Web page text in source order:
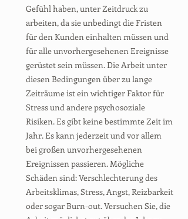
Gefühl haben, unter Zeitdruck zu
arbeiten, da sie unbedingt die Fristen
für den Kunden einhalten müssen und
für alle unvorhergesehenen Ereignisse
gerüstet sein müssen. Die Arbeit unter
diesen Bedingungen über zu lange
Zeiträume ist ein wichtiger Faktor für
Stress und andere psychosoziale
Risiken. Es gibt keine bestimmte Zeit im
Jahr. Es kann jederzeit und vor allem
bei großen unvorhergesehenen
Ereignissen passieren. Mögliche
Schäden sind: Verschlechterung des
Arbeitsklimas, Stress, Angst, Reizbarkeit
oder sogar Burn-out. Versuchen Sie, die